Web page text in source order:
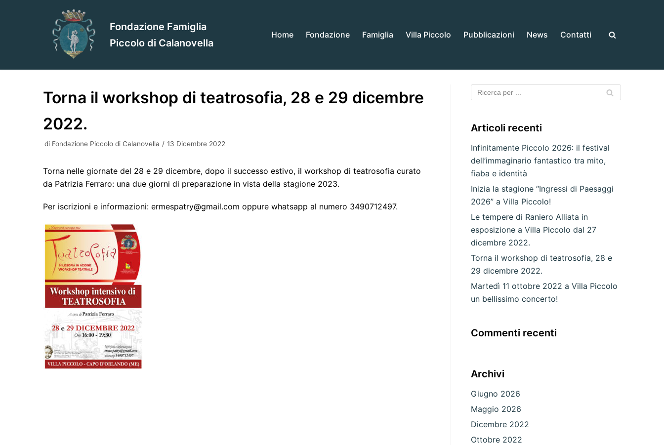
Fondazione Famiglia
Piccolo di Calanovella
Home Fondazione Famiglia Villa Piccolo Pubblicazioni News Contatti
Torna il workshop di teatrosofia, 28 e 29 dicembre
2022.
di Fondazione Piccolo di Calanovella 13 Dicembre 2022
Torna nelle giornate del 28 e 29 dicembre, dopo il successo estivo, il workshop di teatrosofia curato
da Patrizia Ferraro: una due giorni di preparazione in vista della stagione 2023.
Per iscrizioni e informazioni: ermespatry@gmail.com oppure whatsapp al numero 3490712497.
Articoli recenti
Infinitamente Piccolo 2026: il festival
dell’immaginario fantastico tra mito,
fiaba e identità
Inizia la stagione “Ingressi di Paesaggi
2026” a Villa Piccolo!
Le tempere di Raniero Alliata in
esposizione a Villa Piccolo dal 27
dicembre 2022.
Torna il workshop di teatrosofia, 28 e
29 dicembre 2022.
Martedì 11 ottobre 2022 a Villa Piccolo
un bellissimo concerto!
Commenti recenti
Archivi
Giugno 2026
Maggio 2026
Dicembre 2022
Ottobre 2022